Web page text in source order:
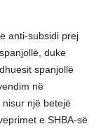
anti-subsidi prej
duke
spanjollë
në
një betejë
e SHBA-së